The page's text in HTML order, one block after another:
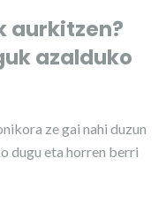
aurkitzen?
azalduko
ze gai nahi duzun
dugu eta horren berri